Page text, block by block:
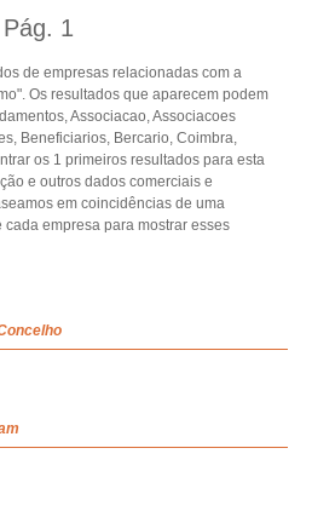
Pág. 1
de empresas relacionadas com a
Os resultados que aparecem podem
Associacao, Associacoes
Beneficiarios, Bercario, Coimbra,
os 1 primeiros resultados para esta
e outros dados comerciais e
em coincidências de uma
empresa para mostrar esses